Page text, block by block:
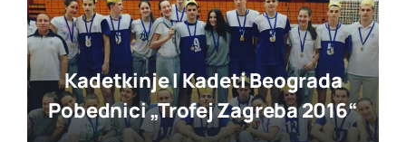
Kadetkinje I Kadeti Beograda
Pobednici „trofej Zagreba 2016“